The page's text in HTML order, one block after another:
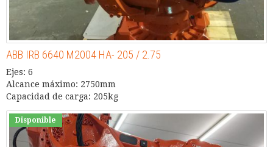
ABB IRB 6640 M2004 HA- 205 / 2.75
Ejes: 6
Alcance máximo: 2750mm
Capacidad de carga: 205kg
Disponible